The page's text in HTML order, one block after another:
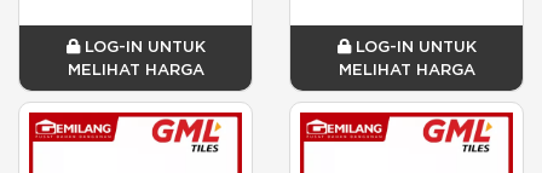
LOG-IN UNTUK
MELIHAT HARGA
LOG-IN UNTUK
MELIHAT HARGA